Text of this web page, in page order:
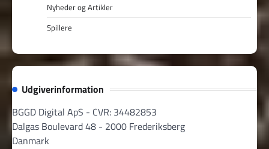
Nyheder og Artikler
Spillere
Udgiverinformation
BGGD Digital ApS - CVR: 34482853
Dalgas Boulevard 48 - 2000 Frederiksberg
Danmark